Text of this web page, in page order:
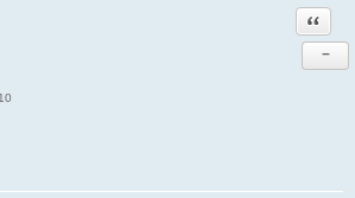
сообщение
−